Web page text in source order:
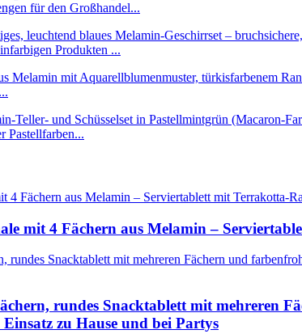
für den Großhandel...
Produkten ...
Pastellfarben...
mit 4 Fächern aus Melamin –
rundes Snacktablett mit mehreren
zu Hause und bei Partys